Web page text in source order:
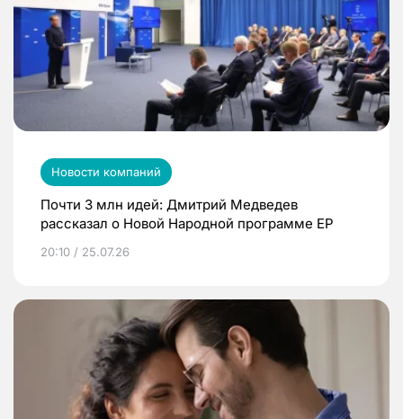
Новости компаний
Почти 3 млн идей: Дмитрий Медведев
рассказал о Новой Народной программе ЕР
20:10 / 25.07.26